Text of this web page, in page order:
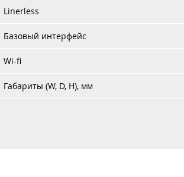
Linerless
Базовый интерфейс
Wi-fi
Габариты (W, D, H), мм